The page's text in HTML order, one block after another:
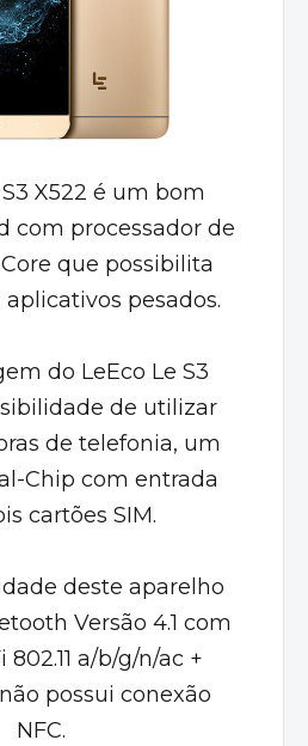
X522 é um bom
com processador de
que possibilita
pesados.
do LeEco Le S3
de utilizar
de telefonia, um
Chip com entrada
cartões SIM.
deste aparelho
Versão 4.1 com
802.11 a/b/g/n/ac +
possui conexão
NFC.